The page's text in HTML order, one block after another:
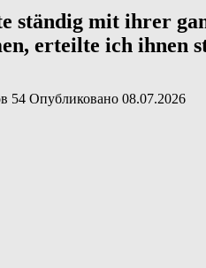
ständig mit ihrer
erteilte ich ihnen
54 Опубликовано 08.07.2026